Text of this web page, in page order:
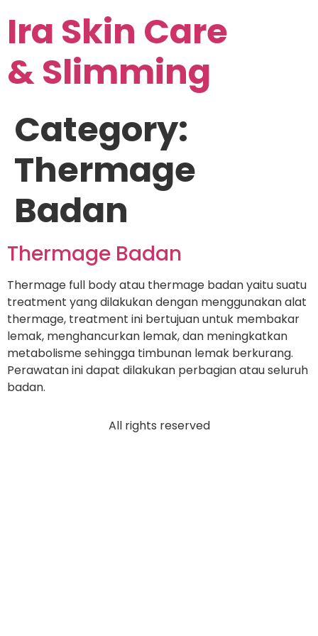
Ira Skin Care
& Slimming
Category:
Thermage
Badan
Thermage Badan
Thermage full body atau thermage badan yaitu suatu
treatment yang dilakukan dengan menggunakan alat
thermage, treatment ini bertujuan untuk membakar
lemak, menghancurkan lemak, dan meningkatkan
metabolisme sehingga timbunan lemak berkurang.
Perawatan ini dapat dilakukan perbagian atau seluruh
badan.
All rights reserved